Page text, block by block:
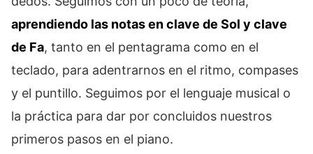
aprendiendo las notas en clave de Sol y clave
de Fa, tanto en el pentagrama como en el
teclado, para adentrarnos en el ritmo, compases
y el puntillo. Seguimos por el lenguaje musical o
la práctica para dar por concluidos nuestros
primeros pasos en el piano.